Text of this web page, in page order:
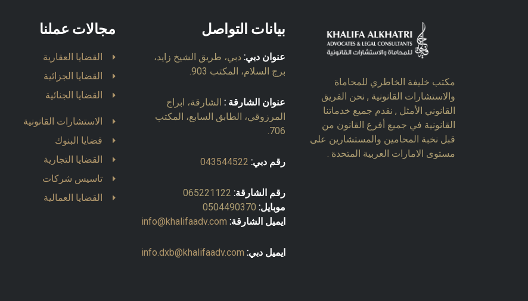
مكتب خليفة الخاطري للمحاماة
والاستشارات القانونية , نحن الفريق
القانوني الأمثل , نقدم جميع خدماتنا
القانونية في جميع أفرع القانون من
قبل نخبة المحامين والمستشارين على
مستوى الامارات العربية المتحدة .
بيانات التواصل
عنوان دبي: دبي، طريق الشيخ زايد،
برج السلام، المكتب 903.
عنوان الشارقة : الشارقة، ابراج
المرزوقي، الطابق السابع، المكتب
706.
رقم دبي: 043544522
رقم الشارقة: 065221122
موبايل: 0504490370
ايميل الشارقة: info@khalifaadv.com
ايميل دبي: info.dxb@khalifaadv.com
مجالات عملنا
القضايا العقارية
القضايا الجزائية
القضايا الجنائية
الاستشارات القانونية
قضايا البنوك
القضايا التجارية
تاسيس شركات
القضايا العمالية